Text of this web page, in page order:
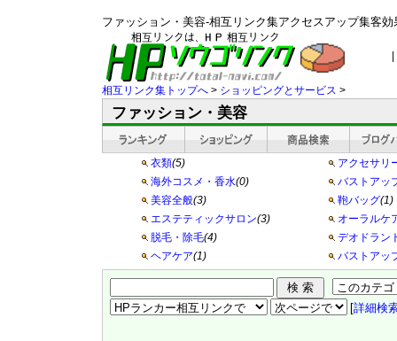
ファッション・美容-相互リンク集アクセスアップ集客
相互リンク集トップへ > ショッピングとサービス >
ファッション・美容
衣類(5)
アクセサリ
海外コスメ・香水(0)
バストアッ
美容全般(3) 鞄バッグ(1)
エステティックサロン(3)
オーラルケ
脱毛・除毛(4)
デオドラン
ヘアケア(1) バストアッ
[詳細検